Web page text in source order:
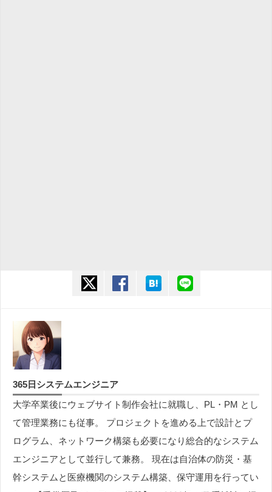
twitter facebook hatena
365日システムエンジニア
大学卒業後にウェブサイト制作会社に就職し、PL・PM とし
て管理業務にも従事。 プロジェクトを進める上で設計とプ
ログラム、ネットワーク構築も必要になり総合的なシステム
エンジニアとして並行して兼務。 現在は自治体の防災・基
幹システムと医療機関のシステム構築、保守運用を行ってい